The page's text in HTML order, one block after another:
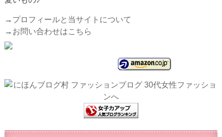
→ プロフィールと当サイトについて
→ お問い合わせはこちら